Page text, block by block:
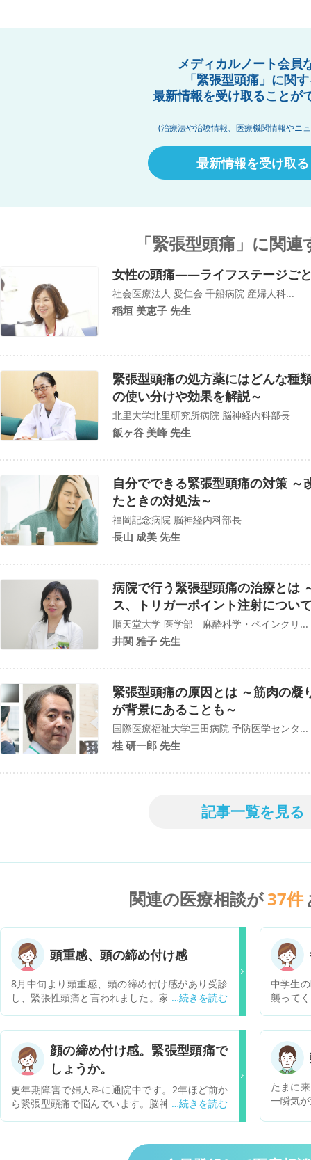
メディカルノート会員
「緊張型頭痛」に関
最新情報を受け取ることが
(治療法や治験情報、医療機関情報やニ
最新情報を受け取る
「緊張型頭痛」に関
女性の頭痛――ライフステージご
社会医療法人 愛仁会 千船病院 産婦人科...
稲垣 美恵子 先生
緊張型頭痛の処方薬にはどんな種
の使い分けや効果を解説～
北里大学北里研究所病院 脳神経内科部長
飯ヶ谷 美峰 先生
自分でできる緊張型頭痛の対策
たときの対処法～
福岡記念病院 脳神経内科部長
長山 成美 先生
病院で行う緊張型頭痛の治療とは
ス、トリガーポイント注射につい
順天堂大学 医学部 麻酔科学・ペインクリ...
井関 雅子 先生
緊張型頭痛の原因とは ～筋肉の
が背景にあることも～
国際医療福祉大学三田病院 予防医学センタ...
桂 研一郎 先生
記事一覧を見る
関連の医療相談が37件
頭重感、頭の締め付け感
8月中旬より頭重感、頭の締め付け感があり受診
し、緊張性頭痛と言われました。家族が病気にな
善しましたが、また9月中旬ごろより症状が出て
きました。 薬を服用しないと頭重感と倦怠感が続
くので毎日しんどいです。 現在はあまり思い悩ん
るつもりはないのですが、改善しません。 適度に
体を動かしたりもしています。 あまり安定剤に頼
らずに治したいのですが、他にどのような治療法
中学生
襲って
生には
を奨め
した方
顔の締め付け感。緊張型頭痛で
しょうか。
更年期障害で婦人科に通院中です。2年ほど前か
ら緊張型頭痛で悩んでいます。脳神経外科でのM
らまた頭痛が始まりました。 今までより痛みは強
たまに
一瞬気
首の痛
くなった